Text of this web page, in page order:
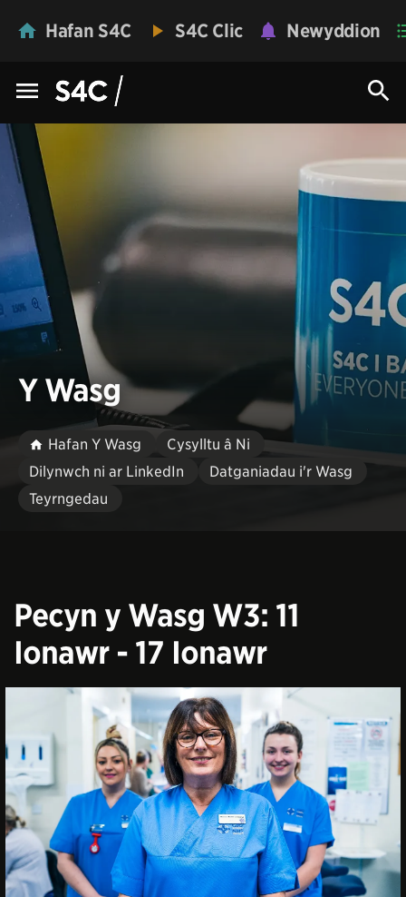
Hafan S4C S4C Clic Newyddion
Y Wasg
Hafan Y Wasg
Cysylltu â Ni
Dilynwch ni ar LinkedIn
Datganiadau i'r Wasg
Teyrngedau
Pecyn y Wasg W3: 11
Ionawr - 17 Ionawr